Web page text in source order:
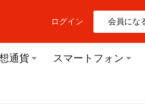
ログイン 会員にな
通貨 スマートフォン